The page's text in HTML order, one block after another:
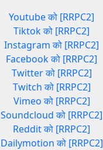
Youtube को [RRPC2]
Tiktok को [RRPC2]
Instagram को [RRPC2]
Facebook को [RRPC2]
Twitter को [RRPC2]
Twitch को [RRPC2]
Vimeo को [RRPC2]
Soundcloud को [RRPC2]
Reddit को [RRPC2]
Dailymotion को [RRPC2]